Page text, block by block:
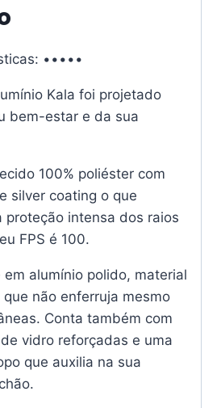
•••••
Kala foi projetado
bem-estar e da sua
100% poliéster com
silver coating o que
proteção intensa dos raios
FPS é 100.
em alumínio polido, material
não enferruja mesmo
Conta também com
vidro reforçadas e uma
que auxilia na sua